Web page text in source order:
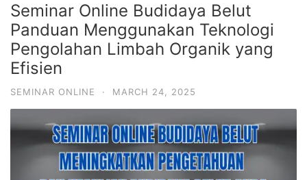
Seminar Online Budidaya Belut
Panduan Menggunakan Teknologi
Pengolahan Limbah Organik yang
Efisien
SEMINAR ONLINE · MARCH 24, 2025